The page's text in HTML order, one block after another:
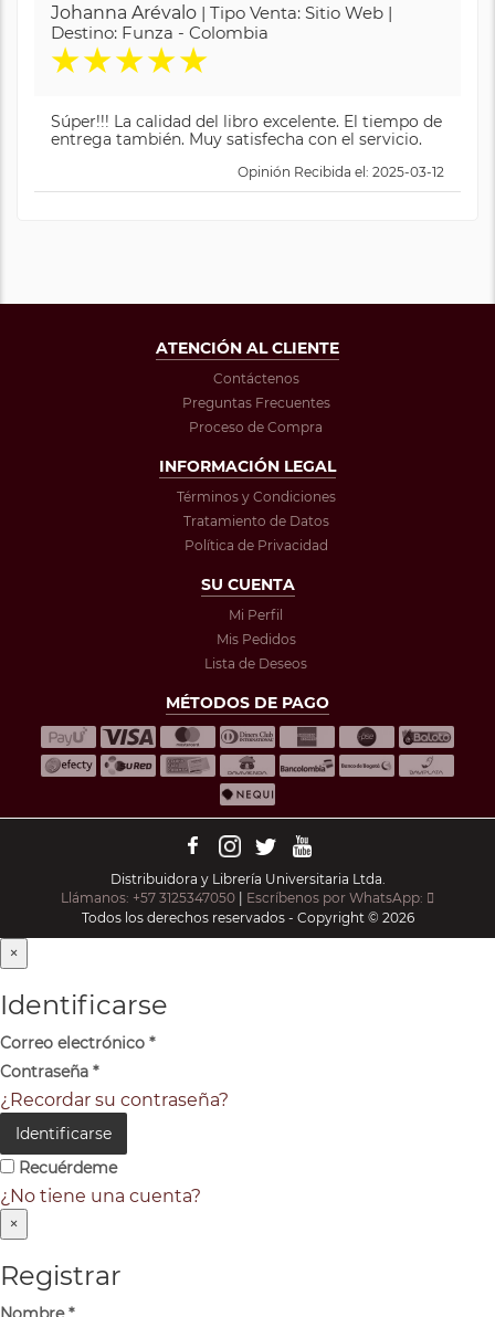
Johanna Arévalo | Tipo Venta: Sitio Web |
Destino: Funza - Colombia
★★★★★
Súper!!! La calidad del libro excelente. El tiempo de
entrega también. Muy satisfecha con el servicio.
Opinión Recibida el: 2025-03-12
ATENCIÓN AL CLIENTE
Contáctenos
Preguntas Frecuentes
Proceso de Compra
INFORMACIÓN LEGAL
Términos y Condiciones
Tratamiento de Datos
Política de Privacidad
SU CUENTA
Mi Perfil
Mis Pedidos
Lista de Deseos
MÉTODOS DE PAGO
Distribuidora y Librería Universitaria Ltda.
Llámanos: +57 3125347050
Escríbenos por WhatsApp:
Todos los derechos reservados - Copyright © 2026
×
Identificarse
Correo electrónico *
Contraseña *
¿Recordar su contraseña?
Identificarse
Recuérdeme
¿No tiene una cuenta?
×
Registrar